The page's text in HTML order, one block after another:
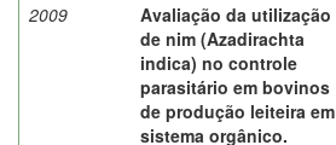
2009
Avaliação da utilização
de nim (Azadirachta
indica) no controle
parasitário em bovinos
de produção leiteira em
sistema orgânico.